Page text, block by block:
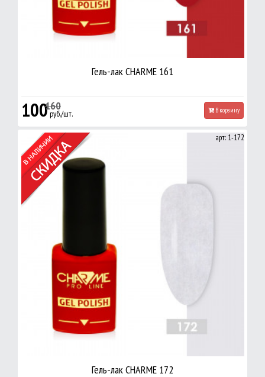
160
Гель-лак CHARME 161
100руб./шт. В корзину
арт: 1-172
Гель-лак CHARME 172